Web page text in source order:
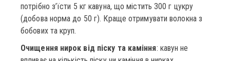
потрібно з’їсти 5 кг кавуна, що містить 300 г цукру
(добова норма до 50 г). Краще отримувати волокна з
бобових та круп.
Очищення нирок від піску та каміння: кавун не